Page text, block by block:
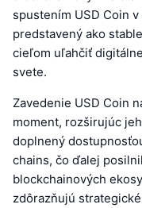
spustením USD Coin
predstavený ako
cieľom uľahčiť
svete.
Zavedenie USD Coin
moment, rozširujúc
doplnený
chains, čo ďalej
blockchainových
zdôrazňujú